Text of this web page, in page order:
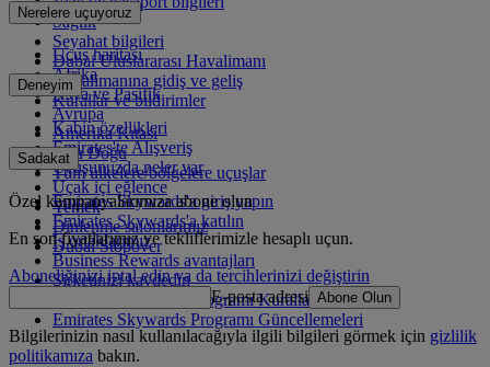
Sağlık
Seyahat bilgileri
Dubai Uluslararası Havalimanı
Havalimanına gidiş ve geliş
Kurallar ve bildirimler
Nerelere uçuyoruz
Uçuş haritası
Afrika
Asya ve Pasifik
Avrupa
Amerika Kıtası
Orta Doğu
Tüm ülkelere/bölgelere uçuşlar
Deneyim
Kabin özellikleri
Emirates'te Alışveriş
Uçuşunuzda neler var
Uçak içi eğlence
Yemek
Dinlenme salonlarımız
Dubai Stopover
Sadakat
Emirates Skywards'a giriş yapın
Emirates Skywards'a katılın
İş ortaklarımız
Business Rewards avantajları
Şirketinizi kaydedin
Emirates Skywards Programı Kuralları
Emirates Skywards Programı Güncellemeleri
Özel kampanyalarımıza abone olun
En son fiyatlarımız ve tekliflerimizle hesaplı uçun.
Aboneliğinizi iptal edin ya da tercihlerinizi değiştirin
E-posta adresi Abone Olun
Bilgilerinizin nasıl kullanılacağıyla ilgili bilgileri görmek için gizlilik
politikamıza bakın.